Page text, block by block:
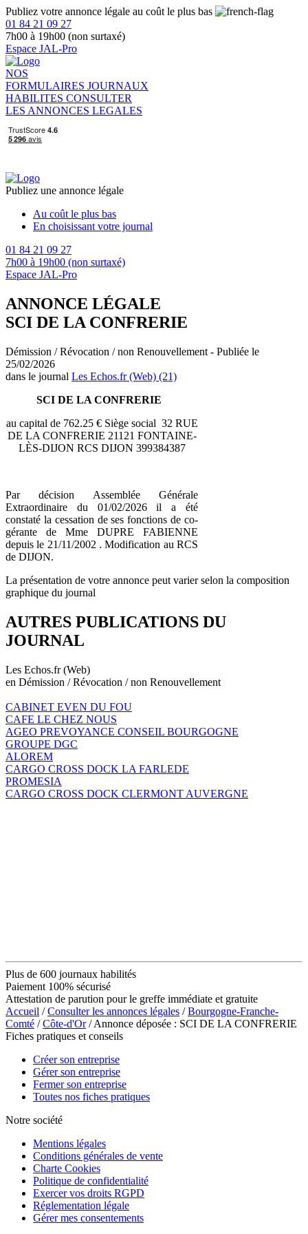
Publiez votre annonce légale au coût le plus bas
01 84 21 09 27
7h00 à 19h00 (non surtaxé)
Espace JAL-Pro
NOS
FORMULAIRES JOURNAUX
HABILITES CONSULTER
LES ANNONCES LEGALES
Publiez une annonce légale
Au coût le plus bas
En choisissant votre journal
01 84 21 09 27
7h00 à 19h00 (non surtaxé)
Espace JAL-Pro
ANNONCE LÉGALE
SCI DE LA CONFRERIE
Démission / Révocation / non Renouvellement - Publiée le
25/02/2026
dans le journal Les Echos.fr (Web) (21)
SCI DE LA CONFRERIE
au capital de 762.25 € Siège social 32 RUE
DE LA CONFRERIE 21121 FONTAINE-
LÈS-DIJON RCS DIJON 399384387
Par décision Assemblée Générale
Extraordinaire du 01/02/2026 il a été
constaté la cessation de ses fonctions de co-
gérante de Mme DUPRE FABIENNE
depuis le 21/11/2002 . Modification au RCS
de DIJON.
La présentation de votre annonce peut varier selon la composition
graphique du journal
AUTRES PUBLICATIONS DU
JOURNAL
Les Echos.fr (Web)
en Démission / Révocation / non Renouvellement
CABINET EVEN DU FOU
CAFE LE CHEZ NOUS
AGEO PREVOYANCE CONSEIL BOURGOGNE
GROUPE DGC
ALOREM
CARGO CROSS DOCK LA FARLEDE
PROMESIA
CARGO CROSS DOCK CLERMONT AUVERGNE
Plus de 600 journaux habilités
Paiement 100% sécurisé
Attestation de parution pour le greffe immédiate et gratuite
Accueil /Consulter les annonces légales /Bourgogne-Franche-
Comté /Côte-d'Or/ Annonce déposée : SCI DE LA CONFRERIE
Fiches pratiques et conseils
Créer son entreprise
Gérer son entreprise
Fermer son entreprise
Toutes nos fiches pratiques
Notre société
Mentions légales
Conditions générales de vente
Charte Cookies
Politique de confidentialité
Exercer vos droits RGPD
Réglementation légale
Gérer mes consentements